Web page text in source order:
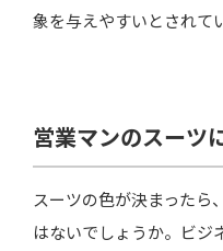
象を与えやすいとされて
営業マンのスーツ
スーツの色が決まったら
はないでしょうか。ビジ